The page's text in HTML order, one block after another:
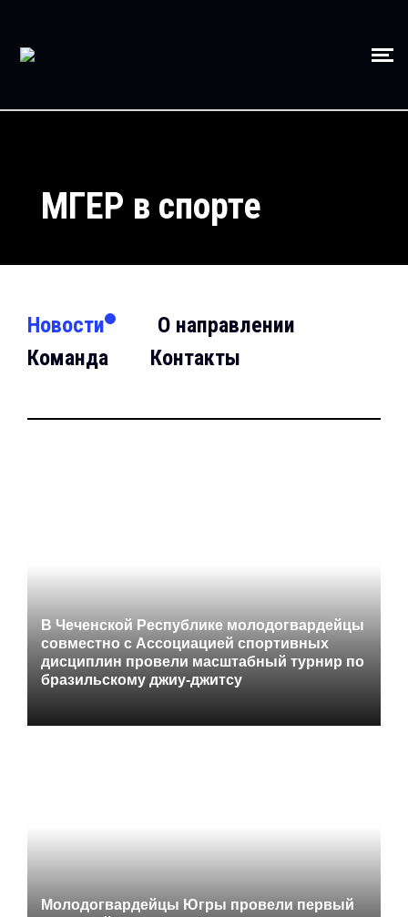
МГЕР в спорте
Новости
О направлении
Команда
Контакты
В Чеченской Республике молодогвардейцы
совместно с Ассоциацией спортивных
дисциплин провели масштабный турнир по
бразильскому джиу-джитсу
Молодогвардейцы Югры провели первый